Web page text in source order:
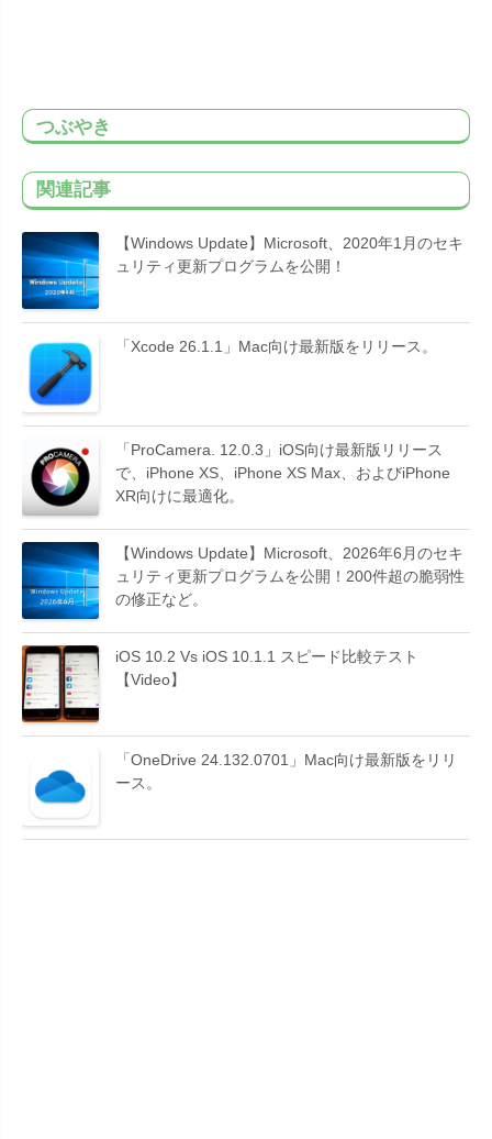
つぶやき
関連記事
【Windows Update】Microsoft、2020年1月のセキ
ュリティ更新プログラムを公開！
「Xcode 26.1.1」Mac向け最新版をリリース。
「ProCamera. 12.0.3」iOS向け最新版リリース
で、iPhone XS、iPhone XS Max、およびiPhone
XR向けに最適化。
【Windows Update】Microsoft、2026年6月のセキ
ュリティ更新プログラムを公開！200件超の脆弱性
の修正など。
iOS 10.2 Vs iOS 10.1.1 スピード比較テスト
【Video】
「OneDrive 24.132.0701」Mac向け最新版をリリ
ース。